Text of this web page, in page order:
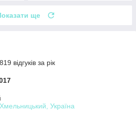
ще
відгуків за рік
Україна